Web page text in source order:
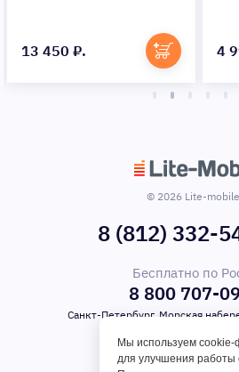
13 450 ₽. 4
© 2026 Lite-
8 (812) 332-
Бесплатно по
8 800 707-
Санкт-Петербург, Морская
Мы используем
для улучшения работы